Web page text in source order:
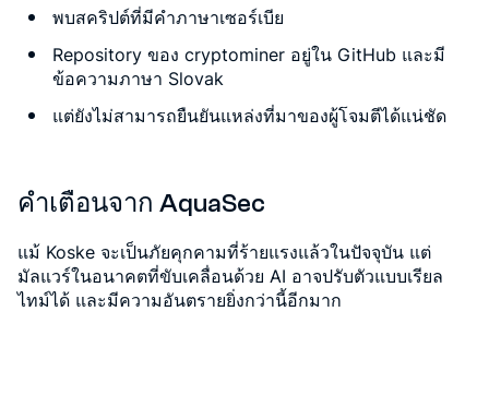
พบสคริปต์ที่มีคำภาษาเซอร์เบีย
Repository ของ cryptominer อยู่ใน GitHub และมี
ข้อความภาษา Slovak
แต่ยังไม่สามารถยืนยันแหล่งที่มาของผู้โจมตีได้แน่ชัด
คำเตือนจาก AquaSec
แม้ Koske จะเป็นภัยคุกคามที่ร้ายแรงแล้วในปัจจุบัน แต่
มัลแวร์ในอนาคตที่ขับเคลื่อนด้วย AI อาจปรับตัวแบบเรียล
ไทม์ได้ และมีความอันตรายยิ่งกว่านี้อีกมาก